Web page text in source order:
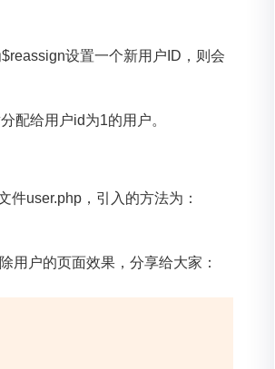
设置一个新用户ID，则会
配给用户id为1的用户。
user.php，引入的方法为：
用户的页面效果，分享给大家：